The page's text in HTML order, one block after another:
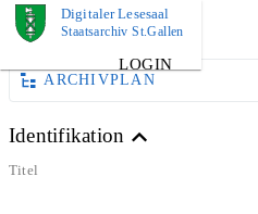
Digitaler Lesesaal
Staatsarchiv St.Gallen
LOGIN
DOKUMENT
ARCHIVPLAN
Identifikation
Titel